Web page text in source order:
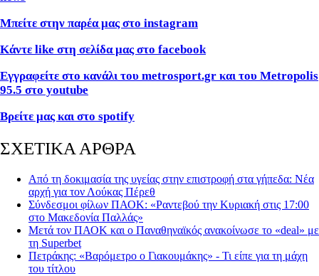
Μπείτε στην παρέα μας στο instagram
Κάντε like στη σελίδα μας στο facebook
Εγγραφείτε στο κανάλι του metrosport.gr και του Metropolis
95.5 στο youtube
Βρείτε μας και στο spotify
ΣΧΕΤΙΚΑ ΑΡΘΡΑ
Από τη δοκιμασία της υγείας στην επιστροφή στα γήπεδα: Νέα
αρχή για τον Λούκας Πέρεθ
Σύνδεσμοι φίλων ΠΑΟΚ: «Ραντεβού την Κυριακή στις 17:00
στο Μακεδονία Παλλάς»
Μετά τον ΠΑΟΚ και ο Παναθηναϊκός ανακοίνωσε το «deal» με
τη Superbet
Πετράκης : «Βαρόμετρο ο Γιακουμάκης» - Τι είπε για τη μάχη
του τίτλου